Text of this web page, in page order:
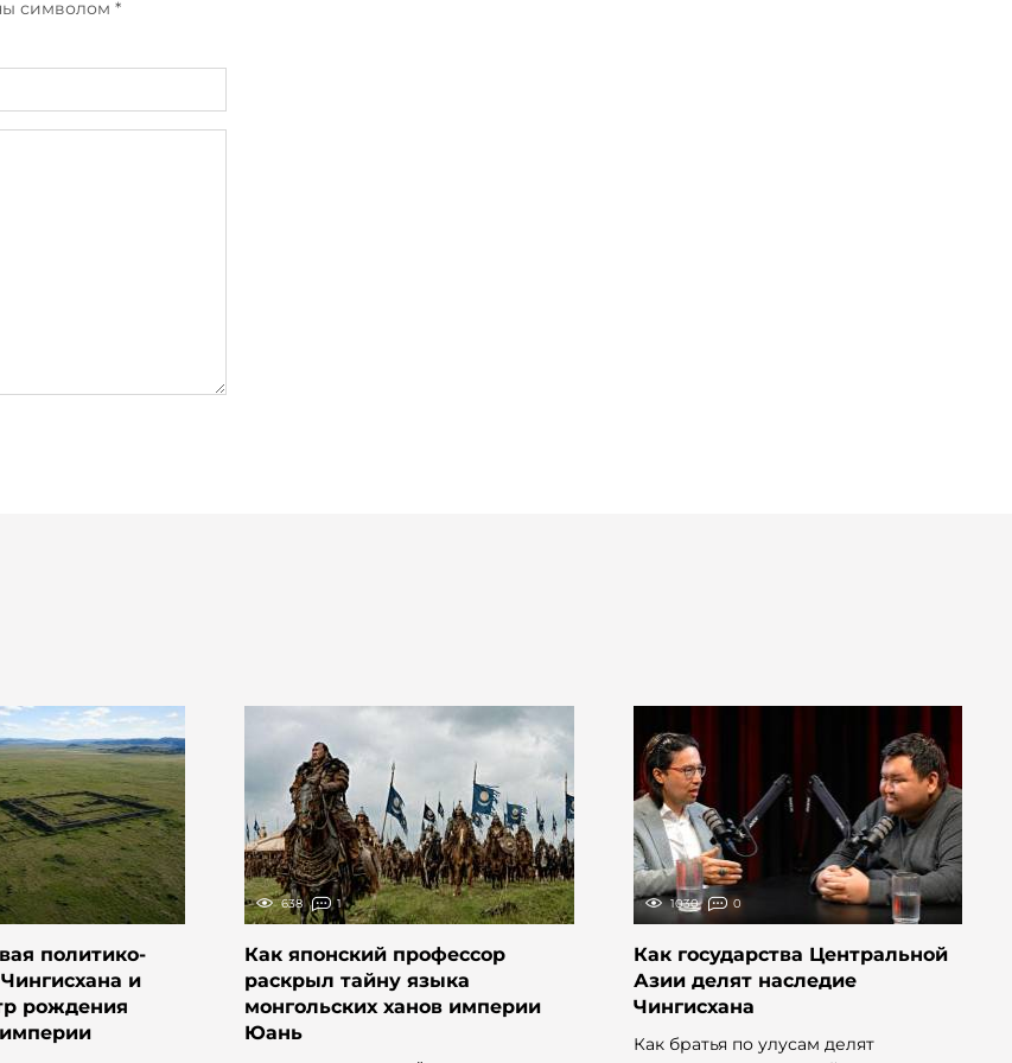
символом *
политико-
и
рождения
638 1
Как японский профессор
раскрыл тайну языка
монгольских ханов империи
Юань
1030 0
Как государства Центральной
Азии делят наследие
Чингисхана
Как братья по улусам делят